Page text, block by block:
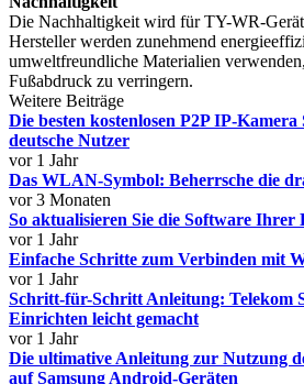
Die Nachhaltigkeit wird für TY-WR-
Hersteller werden zunehmend
umweltfreundliche Materialien
Fußabdruck zu verringern.
Weitere Beiträge
Die besten kostenlosen P2P IP-
deutsche Nutzer
vor 1 Jahr
Das WLAN-Symbol: Beherrsche die
vor 3 Monaten
So aktualisieren Sie die Software Ihrer
vor 1 Jahr
Einfache Schritte zum Verbinden mit
vor 1 Jahr
Schritt-für-Schritt Anleitung: Telekom
Einrichten leicht gemacht
vor 1 Jahr
Die ultimative Anleitung zur Nutzung
auf Samsung Android-Geräten